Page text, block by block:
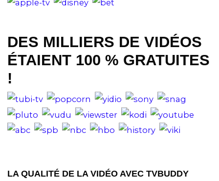
DES MILLIERS DE VIDÉOS
ÉTAIENT 100 % GRATUITES
!
LA QUALITÉ DE LA VIDÉO AVEC TVBUDDY